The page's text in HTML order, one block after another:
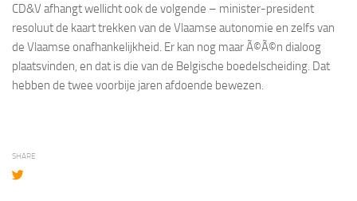
CD&V afhangt wellicht ook de volgende – minister-president
resoluut de kaart trekken van de Vlaamse autonomie en zelfs van
de Vlaamse onafhankelijkheid. Er kan nog maar Ã©Ã©n dialoog
plaatsvinden, en dat is die van de Belgische boedelscheiding. Dat
hebben de twee voorbije jaren afdoende bewezen.
SHARE